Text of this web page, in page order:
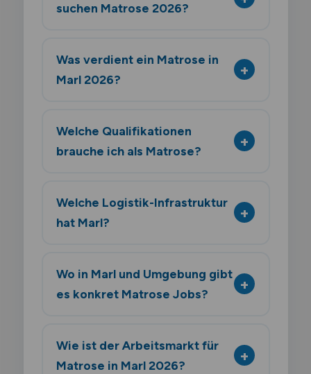
suchen Matrose 2026?
Was verdient ein Matrose in
Marl 2026?
Welche Qualifikationen
brauche ich als Matrose?
Welche Logistik-Infrastruktur
hat Marl?
Wo in Marl und Umgebung gibt
es konkret Matrose Jobs?
Wie ist der Arbeitsmarkt für
Matrose in Marl 2026?